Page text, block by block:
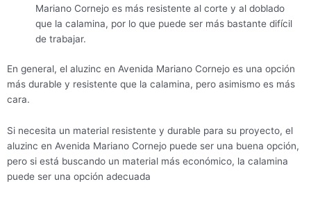
Mariano Cornejo es más resistente al corte y al doblado
que la calamina, por lo que puede ser más bastante difícil
de trabajar.
En general, el aluzinc en Avenida Mariano Cornejo es una opción
más durable y resistente que la calamina, pero asimismo es más
cara.
Si necesita un material resistente y durable para su proyecto, el
aluzinc en Avenida Mariano Cornejo puede ser una buena opción,
pero si está buscando un material más económico, la calamina
puede ser una opción adecuada